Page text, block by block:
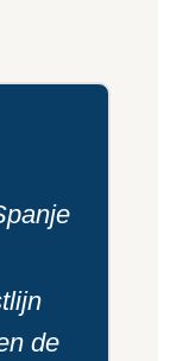
de